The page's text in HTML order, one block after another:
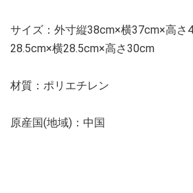
サイズ：外寸縦38cm×横37cm×高さ
28.5cm×横28.5cm×高さ30cm
材質：ポリエチレン
原産国(地域)：中国